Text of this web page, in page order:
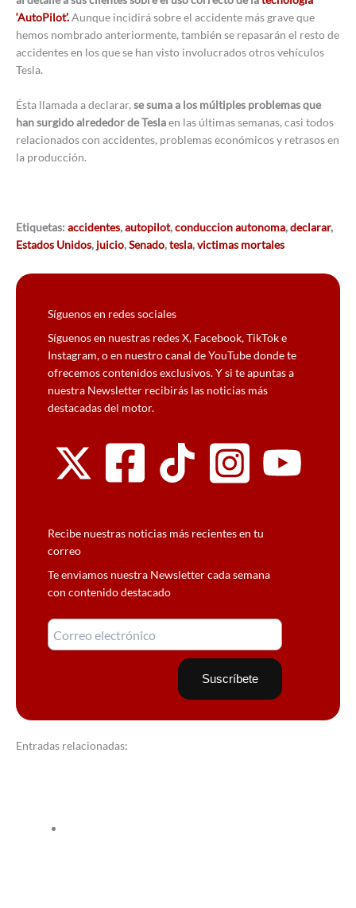
‘AutoPilot’.Aunque incidirá sobre el accidente más grave que
hemos nombrado anteriormente, también se repasarán el resto de
accidentes en los que se han visto involucrados otros vehículos
Tesla.
Ésta llamada a declarar, se suma a los múltiples problemas que
han surgido alrededor de Teslaen las últimas semanas, casi todos
relacionados con accidentes, problemas económicos y retrasos en
la producción.
Etiquetas: accidentes,autopilot,conduccion autonoma,declarar,
Estados Unidos, juicio,Senado,tesla,victimas mortales
Síguenos en redes sociales
Síguenos en nuestras redes X, Facebook, TikTok e
Instagram, o en nuestro canal de YouTube donde te
ofrecemos contenidos exclusivos. Y si te apuntas a
nuestra Newsletter recibirás las noticias más
destacadas del motor.
Recibe nuestras noticias más recientes en tu
correo
Te enviamos nuestra Newsletter cada semana
con contenido destacado
Entradas relacionadas: